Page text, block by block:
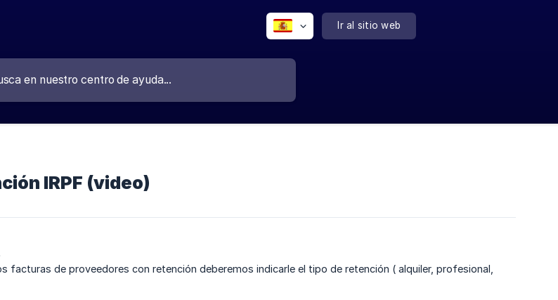
Ir al sitio web
IRPF (video)
facturas de proveedores con retención deberemos indicarle el tipo de retención ( alquiler, profesional,